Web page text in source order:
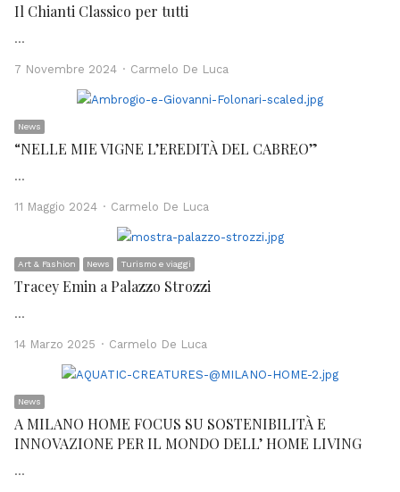
Il Chianti Classico per tutti
…
7 Novembre 2024 Author
Carmelo De Luca
News
“NELLE MIE VIGNE L’EREDITÀ DEL CABREO”
…
11 Maggio 2024 Author
Carmelo De Luca
Art & Fashion News Turismo e viaggi
Tracey Emin a Palazzo Strozzi
…
14 Marzo 2025 Author
Carmelo De Luca
News
A MILANO HOME FOCUS SU SOSTENIBILITÀ E
INNOVAZIONE PER IL MONDO DELL’ HOME LIVING
…